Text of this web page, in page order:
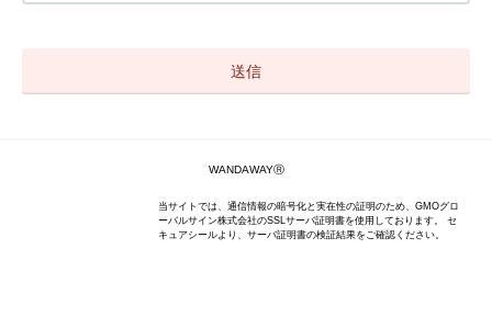
WANDAWAYⓇ
当サイトでは、通信情報の暗号化と実在性の証明のため、GMOグロ
ーバルサイン株式会社のSSLサーバ証明書を使用しております。 セ
キュアシールより、サーバ証明書の検証結果をご確認ください。